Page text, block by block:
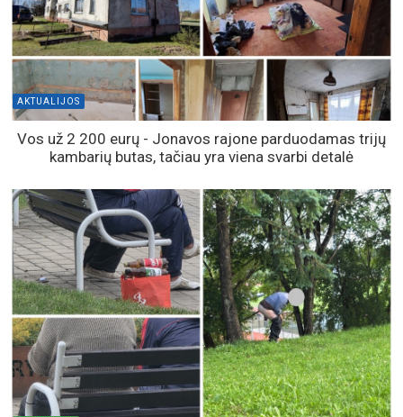
AKTUALIJOS
Vos už 2 200 eurų - Jonavos rajone parduodamas trijų
kambarių butas, tačiau yra viena svarbi detalė